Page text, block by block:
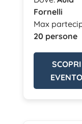
Fornelli
Max
20 persone
SCOPRI
EVENTO